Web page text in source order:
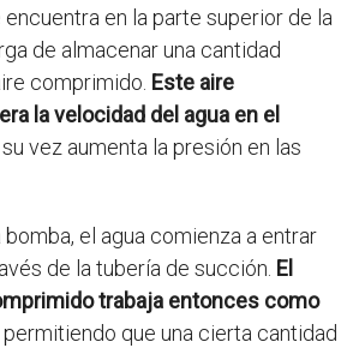
en la parte superior de la
de almacenar una cantidad
comprimido. Este aire
la velocidad del agua en el
vez aumenta la presión en las
el agua comienza a entrar
de la tubería de succión. El
trabaja entonces como
permitiendo que una cierta cantidad